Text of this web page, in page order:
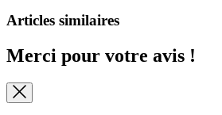
Articles similaires
Merci pour votre avis !